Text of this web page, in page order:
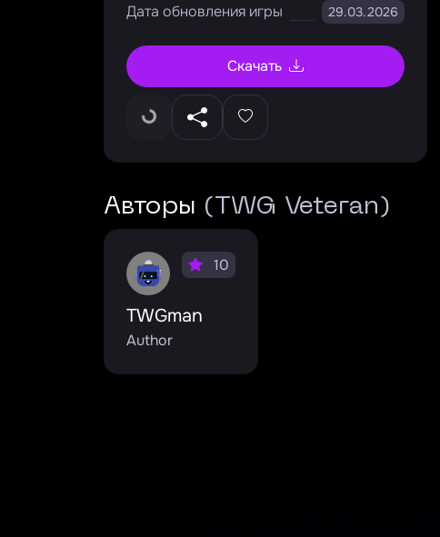
Дата обновления игры 29.03.2026
Скачать
Авторы (TWG Veteran)
TWGman
Author
10